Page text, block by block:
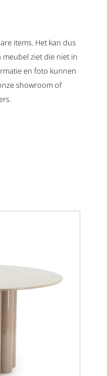
items. Het kan dus
ziet die niet in
en foto kunnen
showroom of